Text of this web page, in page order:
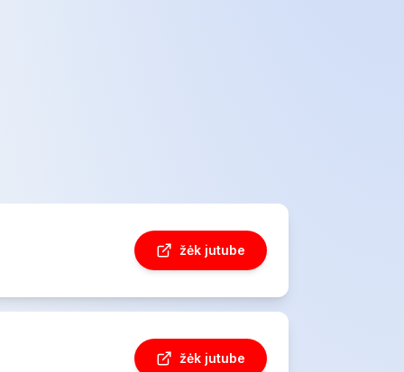
žėk jutube
žėk jutube